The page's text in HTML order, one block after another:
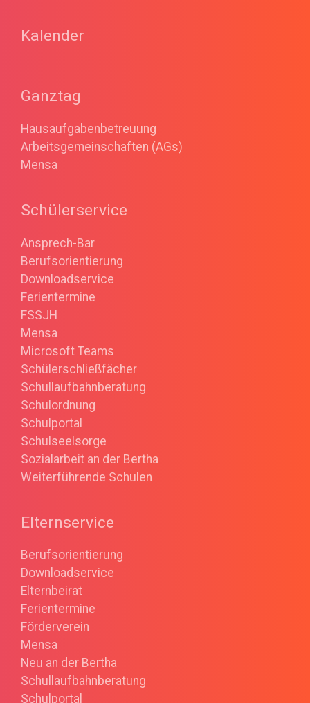
Kalender
Ganztag
Hausaufgabenbetreuung
Arbeitsgemeinschaften (AGs)
Mensa
Schülerservice
Ansprech-Bar
Berufsorientierung
Downloadservice
Ferientermine
FSSJH
Mensa
Microsoft Teams
Schülerschließfächer
Schullaufbahnberatung
Schulordnung
Schulportal
Schulseelsorge
Sozialarbeit an der Bertha
Weiterführende Schulen
Elternservice
Berufsorientierung
Downloadservice
Elternbeirat
Ferientermine
Förderverein
Mensa
Neu an der Bertha
Schullaufbahnberatung
Schulportal